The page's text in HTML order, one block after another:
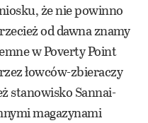
że nie powinno
od dawna znamy
w Poverty Point
łowców-zbieraczy
stanowisko Sannai-
magazynami